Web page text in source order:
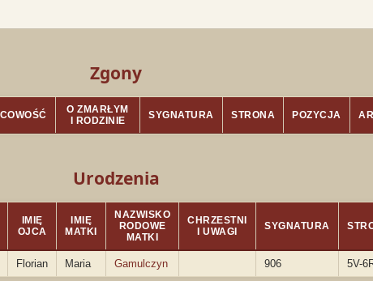
Zgony
O ZMARŁYM
I RODZINIE
SYGNATURA STRONA POZYCJA
Urodzenia
IMIĘ
OJCA
IMIĘ
MATKI
NAZWISKO
RODOWE
MATKI
CHRZESTNI
I UWAGI
SYGNATURA
Florian Maria Gamulczyn 906 5V-